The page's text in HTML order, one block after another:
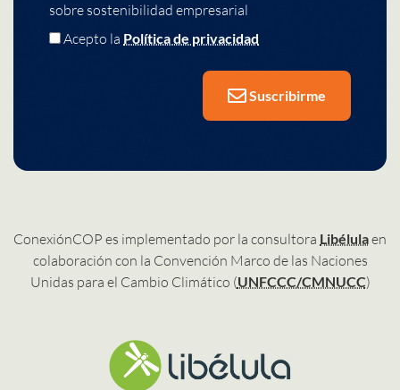
sobre sostenibilidad empresarial
Acepto la Política de privacidad
Suscribirme
ConexiónCOP es implementado por la consultora Libélulaen
colaboración con la Convención Marco de las Naciones
Unidas para el Cambio Climático (UNFCCC/CMNUCC)